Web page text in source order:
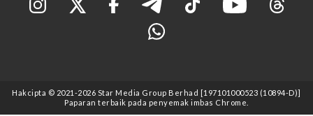
Hakcipta © 2021 -2026 Star Media Group Berhad [197101000523 (10894-D)]
Paparan terbaik pada penyemak imbas Chrome.